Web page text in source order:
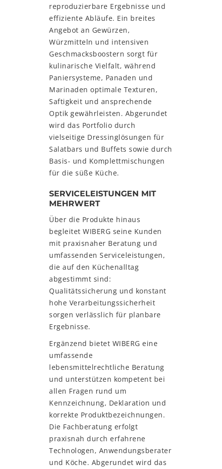
reproduzierbare Ergebnisse und
effiziente Abläufe. Ein breites
Angebot an Gewürzen,
Würzmitteln und intensiven
Geschmacksboostern sorgt für
kulinarische Vielfalt, während
Paniersysteme, Panaden und
Marinaden optimale Texturen,
Saftigkeit und ansprechende
Optik gewährleisten. Abgerundet
wird das Portfolio durch
vielseitige Dressinglösungen für
Salatbars und Buffets sowie durch
Basis- und Komplettmischungen
für die süße Küche.
SERVICELEISTUNGEN MIT
MEHRWERT
Über die Produkte hinaus
begleitet WIBERG seine Kunden
mit praxisnaher Beratung und
umfassenden Serviceleistungen,
die auf den Küchenalltag
abgestimmt sind:
Qualitätssicherung und konstant
hohe Verarbeitungssicherheit
sorgen verlässlich für planbare
Ergebnisse.
Ergänzend bietet WIBERG eine
umfassende
lebensmittelrechtliche Beratung
und unterstützen kompetent bei
allen Fragen rund um
Kennzeichnung, Deklaration und
korrekte Produktbezeichnungen.
Die Fachberatung erfolgt
praxisnah durch erfahrene
Technologen, Anwendungsberater
und Köche. Abgerundet wird das